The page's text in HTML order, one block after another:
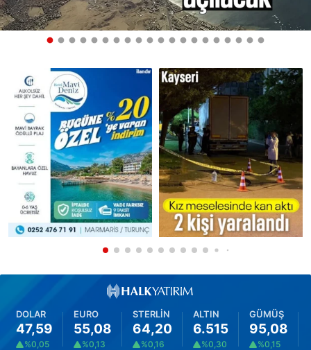
DOLAR
47,59
%0,05
EURO
55,08
%0,13
STERLİN
64,20
%0,16
ALTIN
6.515
%0,30
GÜMÜŞ
95,08
%0,15